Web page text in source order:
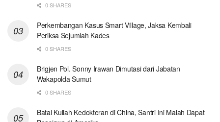
0 SHARES
Perkembangan Kasus Smart Village, Jaksa Kembali
Periksa Sejumlah Kades
0 SHARES
Brigjen Pol. Sonny Irawan Dimutasi dari Jabatan
Wakapolda Sumut
0 SHARES
Batal Kuliah Kedokteran di China, Santri Ini Malah Dapat